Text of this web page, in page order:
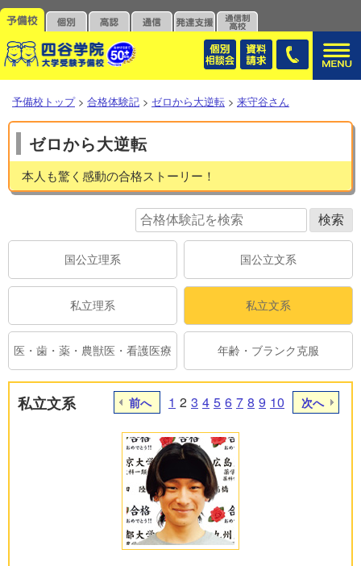
予備校トップ > 合格体験記 > ゼロから大逆転 > 来守谷さん
ゼロから大逆転
本人も驚く感動の合格ストーリー！
国公立理系 国公立文系
私立理系 私立文系
医・歯・薬・農獣医・看護医療 年齢・ブランク克服
私立文系 前へ 1 2 3 4 5 6 7 8 9 10 次へ